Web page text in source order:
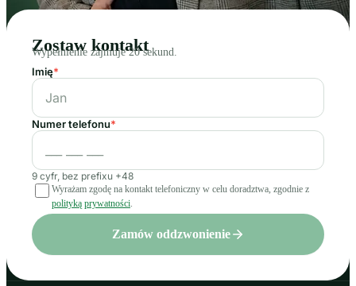
Zostaw kontakt
Wypełnienie zajmuje 20 sekund.
Imię*
Numer telefonu*
9 cyfr, bez prefixu +48
Wyrażam zgodę na kontakt telefoniczny w celu doradztwa, zgodnie z
polityką prywatności.
Zamów oddzwonienie